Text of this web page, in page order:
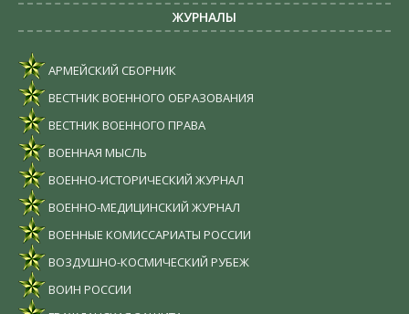
ЖУРНАЛЫ
АРМЕЙСКИЙ СБОРНИК
ВЕСТНИК ВОЕННОГО ОБРАЗОВАНИЯ
ВЕСТНИК ВОЕННОГО ПРАВА
ВОЕННАЯ МЫСЛЬ
ВОЕННО-ИСТОРИЧЕСКИЙ ЖУРНАЛ
ВОЕННО-МЕДИЦИНСКИЙ ЖУРНАЛ
ВОЕННЫЕ КОМИССАРИАТЫ РОССИИ
ВОЗДУШНО-КОСМИЧЕСКИЙ РУБЕЖ
ВОИН РОССИИ